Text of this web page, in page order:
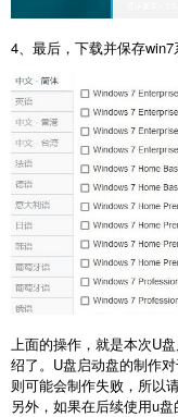
4、最后，下载并保存win7
上面的操作，就是本次U
绍了。U盘启动盘的制作
则可能会制作失败，所以
另外，如果在后续使用u